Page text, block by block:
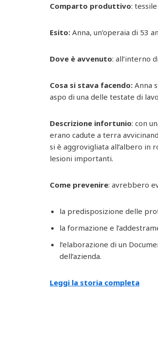
Comparto produttivo: tessile
Esito: Anna, un’operaia di 53
Dove è avvenuto: all’interno
Cosa si stava facendo: Anna
aspo di una delle testate di
Descrizione infortunio: con
erano cadute a terra
si è aggrovigliata all’albero in
lesioni importanti.
Come prevenire: avrebbero
la predisposizione delle
la formazione e
l’elaborazione di un
dell’azienda.
Leggi la storia completa